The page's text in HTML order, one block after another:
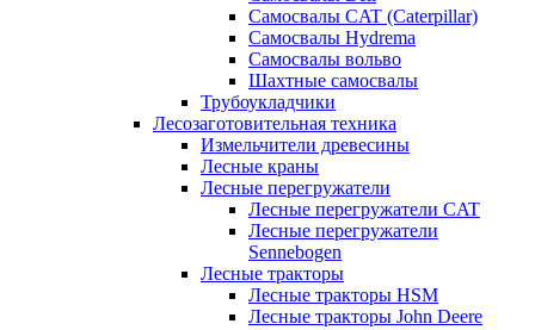
Самосвалы CAT (Caterpillar)
Самосвалы Hydrema
Самосвалы вольво
Шахтные самосвалы
Трубоукладчики
Лесозаготовительная техника
Измельчители древесины
Лесные краны
Лесные перегружатели
Лесные перегружатели CAT
Лесные перегружатели
Sennebogen
Лесные тракторы
Лесные тракторы HSM
Лесные тракторы John Deere